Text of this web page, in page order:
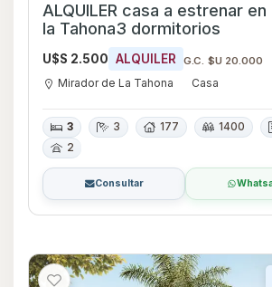
ALQUILER casa a estrenar
la Tahona3 dormitorios
U$S 2.500 ALQUILER G.C. $U 20.000
Mirador de La Tahona Casa
3 3 177 1400
2
Consultar